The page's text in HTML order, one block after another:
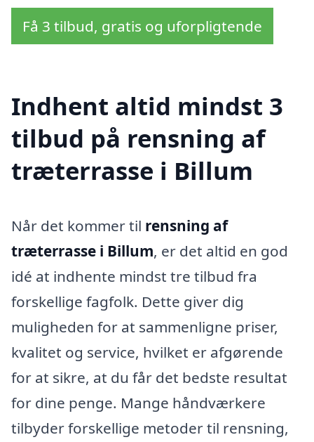
Få 3 tilbud, gratis og uforpligtende
Indhent altid mindst 3
tilbud på rensning af
træterrasse i Billum
Når det kommer til rensning af
træterrasse i Billum, er det altid en god
idé at indhente mindst tre tilbud fra
forskellige fagfolk. Dette giver dig
muligheden for at sammenligne priser,
kvalitet og service, hvilket er afgørende
for at sikre, at du får det bedste resultat
for dine penge. Mange håndværkere
tilbyder forskellige metoder til rensning,